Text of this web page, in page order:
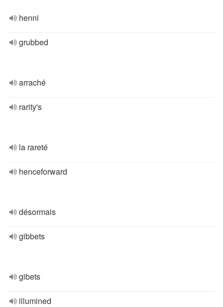
henni
grubbed
arraché
rarity's
la rareté
henceforward
désormais
gibbets
gibets
illumined